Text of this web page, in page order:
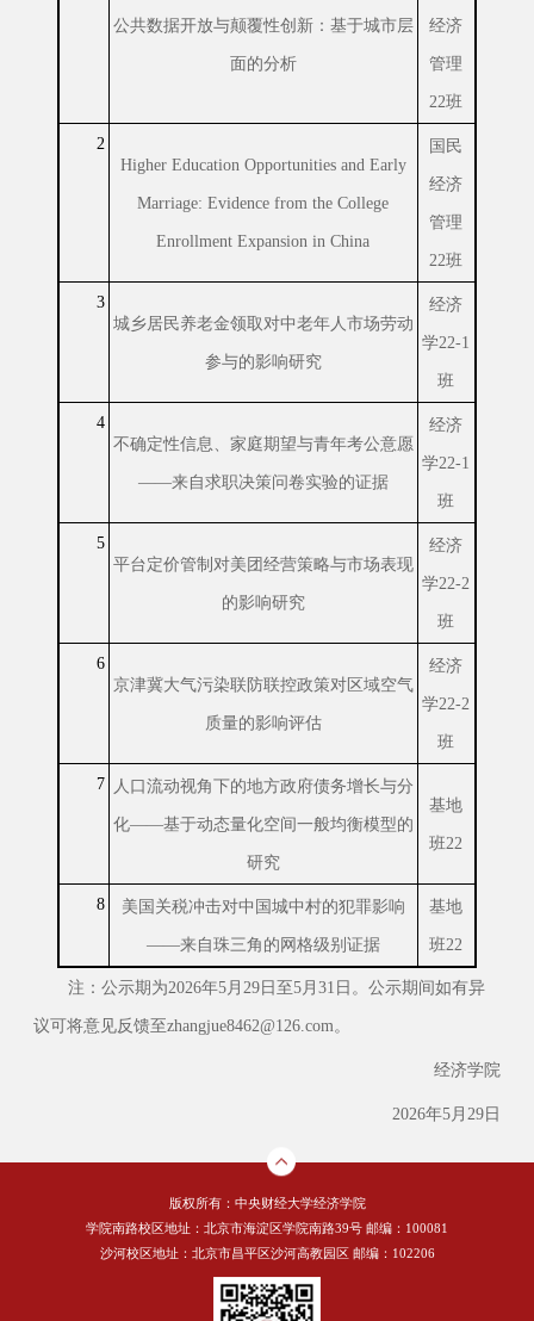
公共数据开放与颠覆性创新：基于城市层
面的分析
经济
管理
22班
2
Higher Education Opportunities and Early
Marriage: Evidence from the College
Enrollment Expansion in China
国民
经济
管理
22班
3
城乡居民养老金领取对中老年人市场劳动
参与的影响研究
经济
学22-1
班
4
不确定性信息、家庭期望与青年考公意愿
——来自求职决策问卷实验的证据
经济
学22-1
班
5
平台定价管制对美团经营策略与市场表现
的影响研究
经济
学22-2
班
6
京津冀大气污染联防联控政策对区域空气
质量的影响评估
经济
学22-2
班
7
人口流动视角下的地方政府债务增长与分
化——基于动态量化空间一般均衡模型的
研究
基地
班22
8
美国关税冲击对中国城中村的犯罪影响
——来自珠三角的网格级别证据
基地
班22
注：公示期为2026年5月29日至5月31日。公示期间如有异
议可将意见反馈至zhangjue8462@126.com。
经济学院
2026年5月29日
版权所有：中央财经大学经济学院
学院南路校区地址：北京市海淀区学院南路39号 邮编：100081
沙河校区地址：北京市昌平区沙河高教园区 邮编：102206